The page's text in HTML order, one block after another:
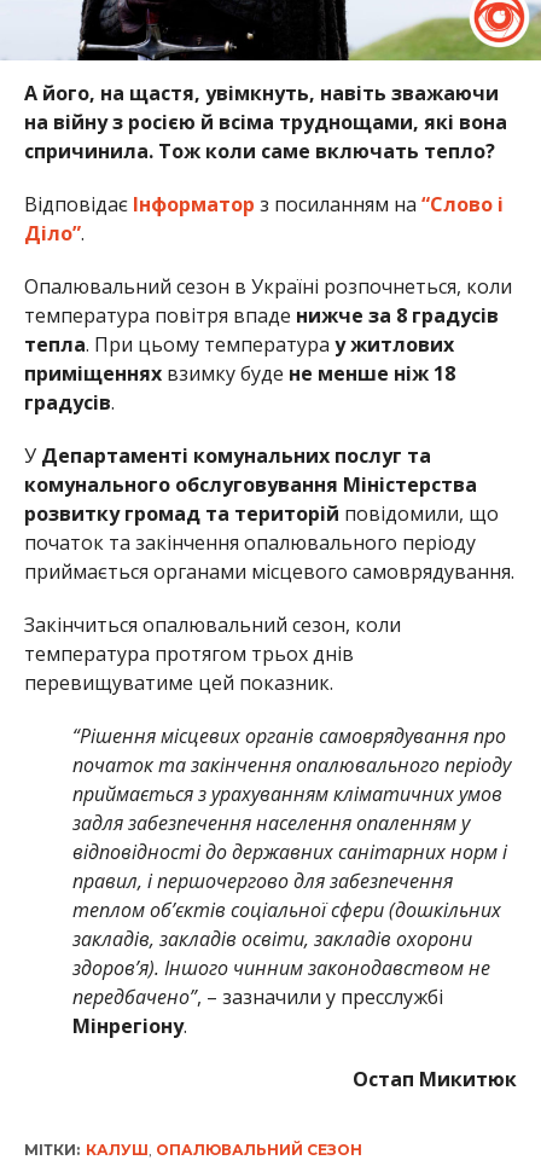
А його, на щастя, увімкнуть, навіть зважаючи
на війну з росією й всіма труднощами, які вона
спричинила. Тож коли саме включать тепло?
Відповідає Інформатор з посиланням на “Слово і
Діло”.
Опалювальний сезон в Україні розпочнеться, коли
температура повітря впаде нижче за 8 градусів
тепла. При цьому температура у житлових
приміщенняхвзимку буде не менше ніж 18
градусів.
У Департаменті комунальних послуг та
комунального обслуговування Міністерства
розвитку громад та територій повідомили, що
початок та закінчення опалювального періоду
приймається органами місцевого самоврядування.
Закінчиться опалювальний сезон, коли
температура протягом трьох днів
перевищуватиме цей показник.
“Рішення місцевих органів самоврядування про
початок та закінчення опалювального періоду
приймається з урахуванням кліматичних умов
задля забезпечення населення опаленням у
відповідності до державних санітарних норм і
правил, і першочергово для забезпечення
теплом об’єктів соціальної сфери (дошкільних
закладів, закладів освіти, закладів охорони
здоров’я). Іншого чинним законодавством не
передбачено”, – зазначили у пресслужбі
Мінрегіону.
Остап Микитюк
МІТКИ: КАЛУШ ОПАЛЮВАЛЬНИЙ СЕЗОН